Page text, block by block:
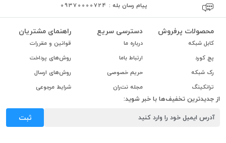
پیام رسان بله : 09370000724
محصولات پرفروش
کابل شبکه
پچ کورد
رک شبکه
ترانکینگ
دسترسی سریع
درباره ما
ارتباط باما
حریم خصوصی
مجله نت‌ران
راهنمای مشتریان
قوانین و مقررات
روش‌های پرداخت
روش‌های ارسال
شرایط مرجوعی
از جدیدترین تخفیف‌ها با خبر شوید:
ثبت